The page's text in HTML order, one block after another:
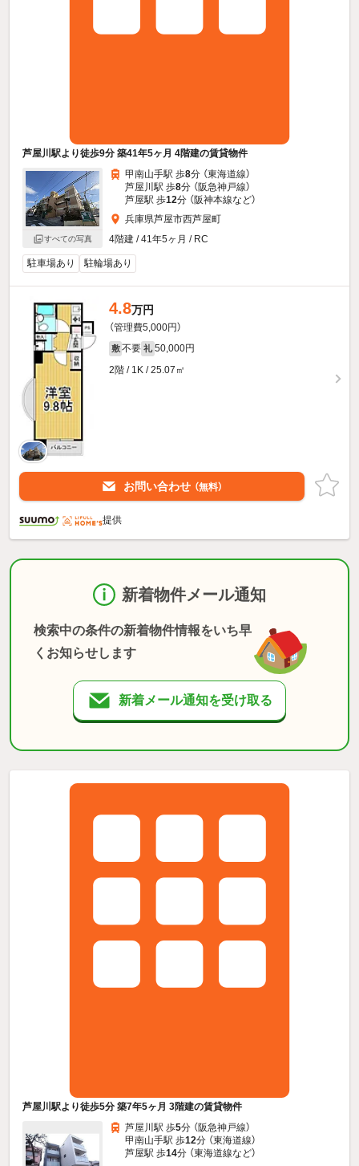
芦屋川駅より徒歩9分 築41年5ヶ月 4階建の賃貸物件
すべての写真
甲南山手駅 歩8分 （東海道線）
芦屋川駅 歩8分 （阪急神戸線）
芦屋駅 歩12分 （阪神本線など）
兵庫県芦屋市西芦屋町
4階建 / 41年5ヶ月 / RC
駐車場あり 駐輪場あり
4.8万円
（管理費5,000円）
敷 不要 礼 50,000円
2階 / 1K / 25.07㎡
お問い合わせ （無料）
提供
新着物件メール通知
検索中の条件の新着物件情報をいち早
くお知らせします
新着メール通知を受け取る
芦屋川駅より徒歩5分 築7年5ヶ月 3階建の賃貸物件
芦屋川駅 歩5分 （阪急神戸線）
甲南山手駅 歩12分 （東海道線）
芦屋駅 歩14分 （東海道線など）